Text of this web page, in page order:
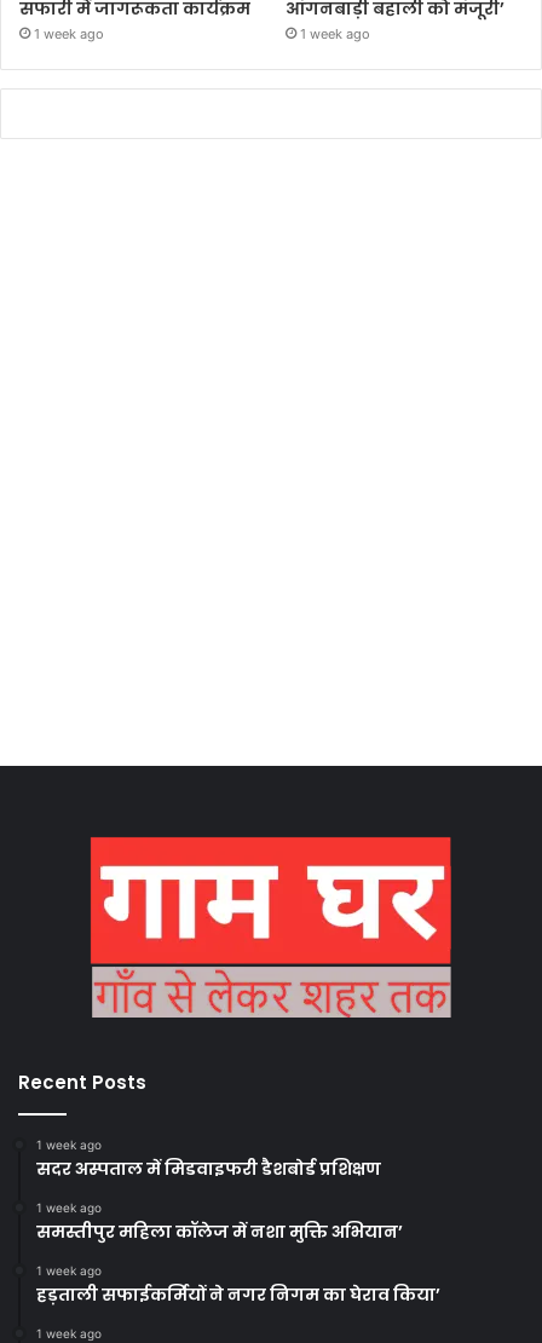
सफारी में जागरूकता कार्यक्रम
1 week ago
आंगनबाड़ी बहाली को मंजूरी’
1 week ago
Recent Posts
1 week ago
सदर अस्पताल में मिडवाइफरी डैशबोर्ड प्रशिक्षण
1 week ago
समस्तीपुर महिला कॉलेज में नशा मुक्ति अभियान’
1 week ago
हड़ताली सफाईकर्मियों ने नगर निगम का घेराव किया’
1 week ago